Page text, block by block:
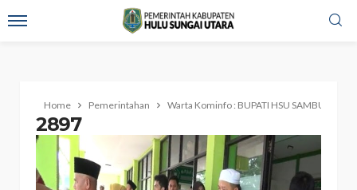
Home Pemerintahan Warta Kominfo : BUPATI HSU SAMBUT
2897